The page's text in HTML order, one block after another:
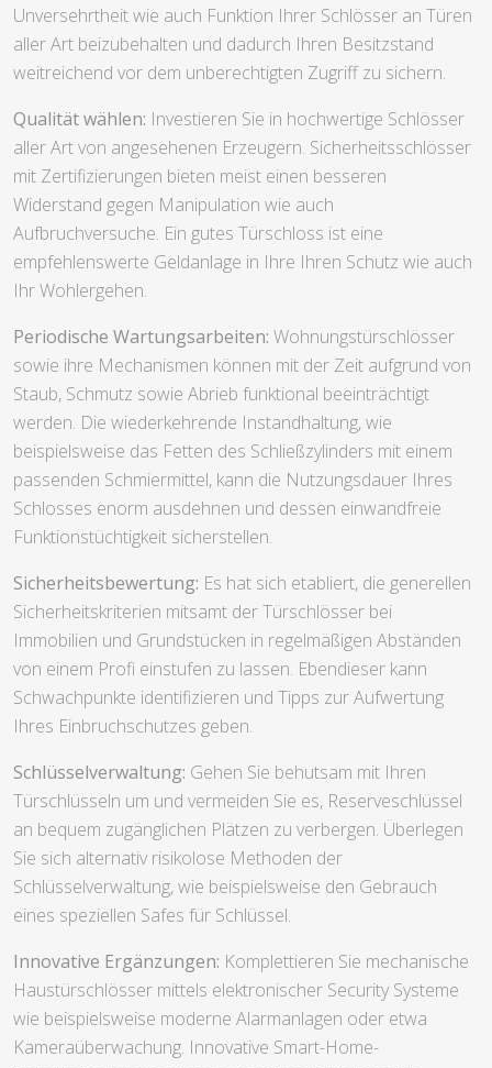
Unversehrtheit wie auch Funktion Ihrer Schlösser an Türen
aller Art beizubehalten und dadurch Ihren Besitzstand
weitreichend vor dem unberechtigten Zugriff zu sichern.
Qualität wählen: Investieren Sie in hochwertige Schlösser
aller Art von angesehenen Erzeugern. Sicherheitsschlösser
mit Zertifizierungen bieten meist einen besseren
Widerstand gegen Manipulation wie auch
Aufbruchversuche. Ein gutes Türschloss ist eine
empfehlenswerte Geldanlage in Ihre Ihren Schutz wie auch
Ihr Wohlergehen.
Periodische Wartungsarbeiten: Wohnungstürschlösser
sowie ihre Mechanismen können mit der Zeit aufgrund von
Staub, Schmutz sowie Abrieb funktional beeinträchtigt
werden. Die wiederkehrende Instandhaltung, wie
beispielsweise das Fetten des Schließzylinders mit einem
passenden Schmiermittel, kann die Nutzungsdauer Ihres
Schlosses enorm ausdehnen und dessen einwandfreie
Funktionstüchtigkeit sicherstellen.
Sicherheitsbewertung: Es hat sich etabliert, die generellen
Sicherheitskriterien mitsamt der Türschlösser bei
Immobilien und Grundstücken in regelmäßigen Abständen
von einem Profi einstufen zu lassen. Ebendieser kann
Schwachpunkte identifizieren und Tipps zur Aufwertung
Ihres Einbruchschutzes geben.
Schlüsselverwaltung: Gehen Sie behutsam mit Ihren
Türschlüsseln um und vermeiden Sie es, Reserveschlüssel
an bequem zugänglichen Plätzen zu verbergen. Überlegen
Sie sich alternativ risikolose Methoden der
Schlüsselverwaltung, wie beispielsweise den Gebrauch
eines speziellen Safes für Schlüssel.
Innovative Ergänzungen: Komplettieren Sie mechanische
Haustürschlösser mittels elektronischer Security Systeme
wie beispielsweise moderne Alarmanlagen oder etwa
Kameraüberwachung. Innovative Smart-Home-